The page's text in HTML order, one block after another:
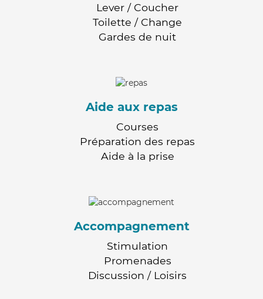
Lever / Coucher
Toilette / Change
Gardes de nuit
Aide aux repas
Courses
Préparation des repas
Aide à la prise
Accompagnement
Stimulation
Promenades
Discussion / Loisirs